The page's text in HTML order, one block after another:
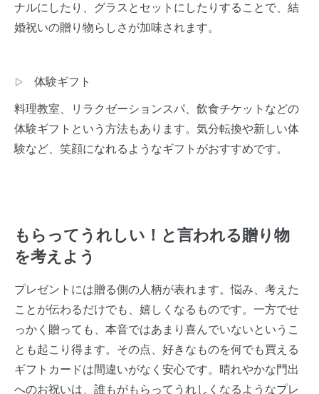
ナルにしたり、グラスとセットにしたりすることで、結
婚祝いの贈り物らしさが加味されます。
▷ 体験ギフト
料理教室、リラクゼーションスパ、飲食チケットなどの
体験ギフトという方法もあります。気分転換や新しい体
験など、笑顔になれるようなギフトがおすすめです。
もらってうれしい！と言われる贈り物
を考えよう
プレゼントには贈る側の人柄が表れます。悩み、考えた
ことが伝わるだけでも、嬉しくなるものです。一方でせ
っかく贈っても、本音ではあまり喜んでいないというこ
とも起こり得ます。その点、好きなものを何でも買える
ギフトカードは間違いがなく安心です。晴れやかな門出
へのお祝いは、誰もがもらってうれしくなるようなプレ